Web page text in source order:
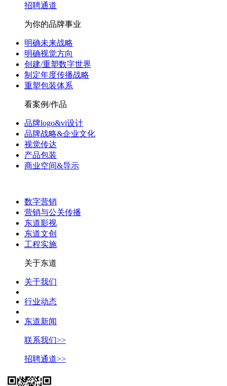
招聘通道
为你的品牌事业
明确未来战略
明确视觉方向
创建/重塑数字世界
制定年度传播战略
重塑包装体系
看案例/作品
品牌logo&vi设计
品牌战略&企业文化
视觉传达
产品包装
商业空间&导示
数字营销
营销与公关传播
东道影视
东道文创
工程实施
关于东道
关于我们
行业动态
东道新闻
联系我们>>
招聘通道>>